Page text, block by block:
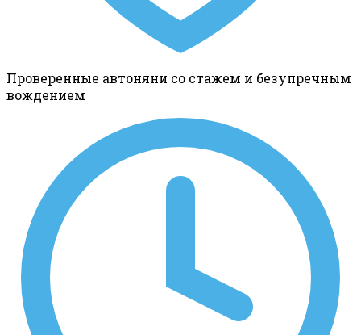
Проверенные автоняни со стажем и безупречным
вождением